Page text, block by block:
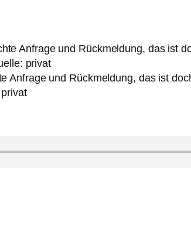
Anfrage und Rückmeldung, das ist